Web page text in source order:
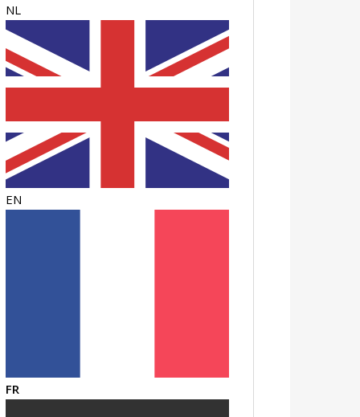
NL
EN
FR